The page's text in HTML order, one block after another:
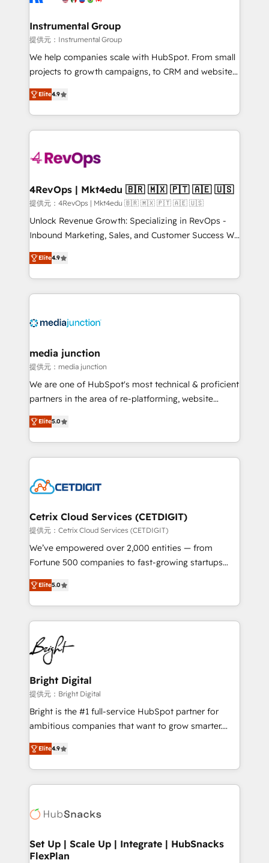
agency for a growth problem. Hire a partner built to
Premier Partner 2023 🌟5 HubSpot Accreditations 🌟
Won HubSpot Theme Challenge 2021 🌟INBOUND’19
HubSpot Rising Star Why us? Harnessing the full
potential of the powerful HubSpot CRM. ✔️A team of
HubSpot experience ✔️Flexible pricing models —
Hourly-fee (assigned one Dedicated HubSpot
requirement). ✔️Helped over 25,000+ customers so
far with our HubSpot solutions. ✔️Bespoke apps &
on-demand bundle services. Connect with us today!
Instrumental Group
提供元：Instrumental Group
We help companies scale with HubSpot. From small
projects to growth campaigns, to CRM and websites.
Hire an agency that's experienced in every inch of
HubSpot and willing to work hand-in-hand with your
team to simplify the complex and build a better
experience for your team and customers.
Elite4.9
4RevOps | Mkt4edu 🇧🇷 🇲🇽 🇵🇹 🇦🇪 🇺🇸
提供元：4RevOps | Mkt4edu 🇧🇷 🇲🇽 🇵🇹 🇦🇪 🇺🇸
Unlock Revenue Growth: Specializing in RevOps -
Inbound Marketing, Sales, and Customer Success We
specialize in driving revenue growth for companies
across industries through tailored marketing, sales,
and customer success strategies, utilizing RevOps
methodologies. As Latin America's largest HubSpot
offer unparalleled insights. Operating in five
Mexico, USA, and Portugal—we've executed over a
hundred successful operations. Our approach,
rooted in RevOps principles, integrates analysis,
training, planning, and qualification. Leveraging
inbound marketing tactics, we focus on
understanding, nurturing, and converting leads.
competitive market.
Elite4.9
media junction
提供元：media junction
We are one of HubSpot's most technical & proficient
partners in the area of re-platforming, website
design & development. We specialize in multi-hub
implementations for mid-market & enterprise
companies. We are woman-owned, powered by
coffee, and we ❤️ dogs. We produce award-winning
Impact Award 🏆2022 Technical Expertise Impact
Award 🏆2020 Elite Solutions Partner 🏆2019
Integrations HubSpot Impact Award 🏆2019
Marketing Enablement HubSpot Impact Award 🏆
2018 Website Design HubSpot Impact Award 🏆2017
Growth-Driven Design Agency of the Year 🏆2016
Sales Enablement HubSpot Impact Award 🏆2015
HubSpot COS Performance Award 🏆2014 HubSpot
COS Design Award 🏆2013 HubSpot Marketplace
Partner 📆Founded in 1997
Elite5.0
Cetrix Cloud Services (CETDIGIT)
提供元：Cetrix Cloud Services (CETDIGIT)
We’ve empowered over 2,000 entities — from
Fortune 500 companies to fast-growing startups
and nonprofits — to streamline operations, scale
revenue, and unlock the full potential of HubSpot.
With deep technical and industry expertise, we fuse
automation, integration, and AI innovation to deliver
lasting impact. We specialize in: • Turnkey and end-
to-end HubSpot implementations • Onboarding for
Sales, Service, Marketing & Content Hubs • AI voice
and chat agents, predictive automation, and smart
workflows • Salesforce + HubSpot integration •
RevOps and AI-driven sales enablement • Website
design and CMS development • ERP integration: SAP,
and CRM migration from any platform •
Client/member portals built on HubSpot • Custom
WooCommerce, BuilderTrend, and more Experience
the difference — reach out to see how AI + HubSpot
Elite5.0
Bright Digital
提供元：Bright Digital
Bright is the #1 full-service HubSpot partner for
ambitious companies that want to grow smarter.
From HubSpot onboarding, to training, from
developing a new website to lead generation and
digital marketing; we do it all (and with great
results)! In short, our services include: - HubSpot
HubSpot development: websites, custom modules,
marketing, advertising, campaigns, content and
design We connect people, data and technology to
Elite4.9
Set Up | Scale Up | Integrate | HubSnacks
FlexPlan